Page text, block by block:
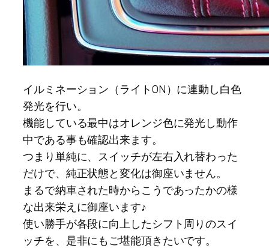
イルミネーション（ライトON）に連動し白色
発光を行い。
機能している最中はオレンジ色に発光し動作
中である事も確認出来ます。
つまり単純に、スイッチが左右入れ替わった
だけで、純正状態と変化は御座いません。
まるで納車された時からこうであったかの様
な出来栄えに御座います♪
使い勝手が各段に向上したシフト周りのスイ
ッチを、是非にもご堪能頂きたいです。